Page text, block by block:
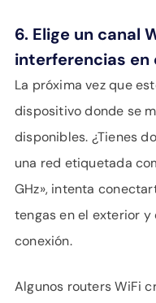
6. Elige un canal
interferencias en
La próxima vez que
dispositivo donde se
disponibles. ¿Tienes
una red etiquetada
GHz», intenta
tengas en el exterior
conexión.
Algunos routers WiFi